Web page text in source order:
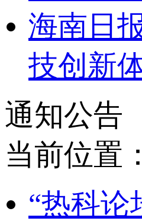
海南日
技创新
通知公告
当前位置
“热科论